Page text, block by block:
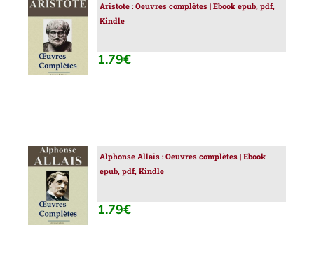
AJOUTER
AU
PANIER
/
DÉTAILS
Aristote : Oeuvres complètes | Ebook epub, pdf,
Kindle
1.79€
AJOUTER
AU
PANIER
/
DÉTAILS
Alphonse Allais : Oeuvres complètes | Ebook
epub, pdf, Kindle
1.79€